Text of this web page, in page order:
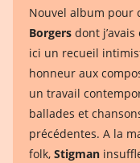
Nouvel album pour
Borgers dont
ici un recueil
honneur aux
un travail
ballades et
précédentes. A la
folk, Stigman